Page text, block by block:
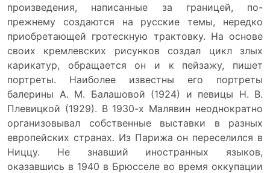
произведения, написанные за границей, по-
прежнему создаются на русские темы, нередко
приобретающей гротескную трактовку. На основе
своих кремлевских рисунков создал цикл злых
карикатур, обращается он и к пейзажу, пишет
портреты. Наиболее известны его портреты
балерины А. М. Балашовой (1924) и певицы Н. В.
Плевицкой (1929). В 1930-х Малявин неоднократно
организовывал собственные выставки в разных
европейских странах. Из Парижа он переселился в
Ниццу. Не знавший иностранных языков,
оказавшись в 1940 в Брюсселе во время оккупации